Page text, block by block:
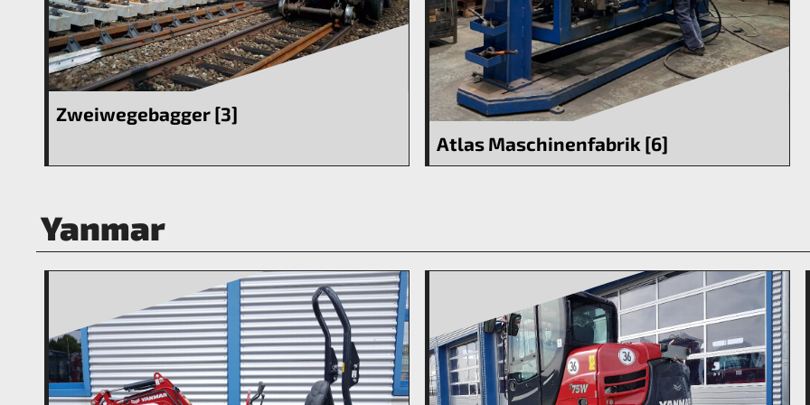
Zweiwegebagger [3]
Atlas Maschinenfabrik [6]
Yanmar